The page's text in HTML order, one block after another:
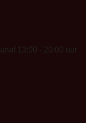
13:00 - 20:00 uur